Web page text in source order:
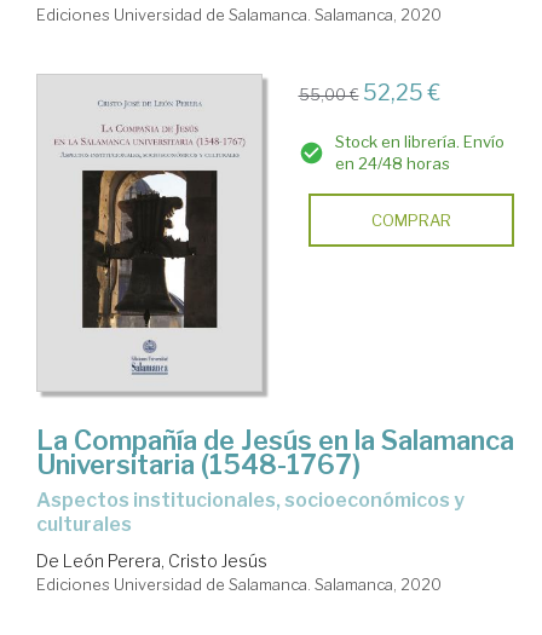
Ediciones Universidad de Salamanca. Salamanca, 2020
55,00 € 52,25 €
Stock en librería. Envío
en 24/48 horas
COMPRAR
La Compañía de Jesús en la Salamanca
Universitaria (1548-1767)
aspectos institucionales, socioeconómicos y
culturales
De León Perera, Cristo Jesús
Ediciones Universidad de Salamanca. Salamanca, 2020